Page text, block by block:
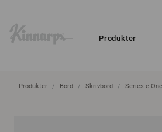
Produkter
Produkter Bord Skrivbord Series e-